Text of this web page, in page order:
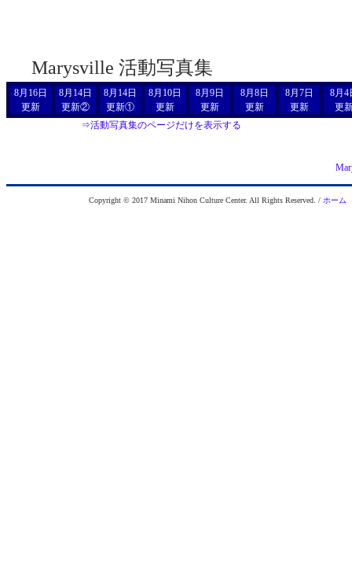
Marysville 活動写真集
8月16日
更新
8月14日
更新②
8月14日
更新①
8月10日
更新
8月9日
更新
8月8日
更新
8月7日
更新
8月4
更
⇒活動写真集のページだけを表示する
Copyright © 2017 Minami Nihon Culture Center. All Rights Reserved. / ホーム